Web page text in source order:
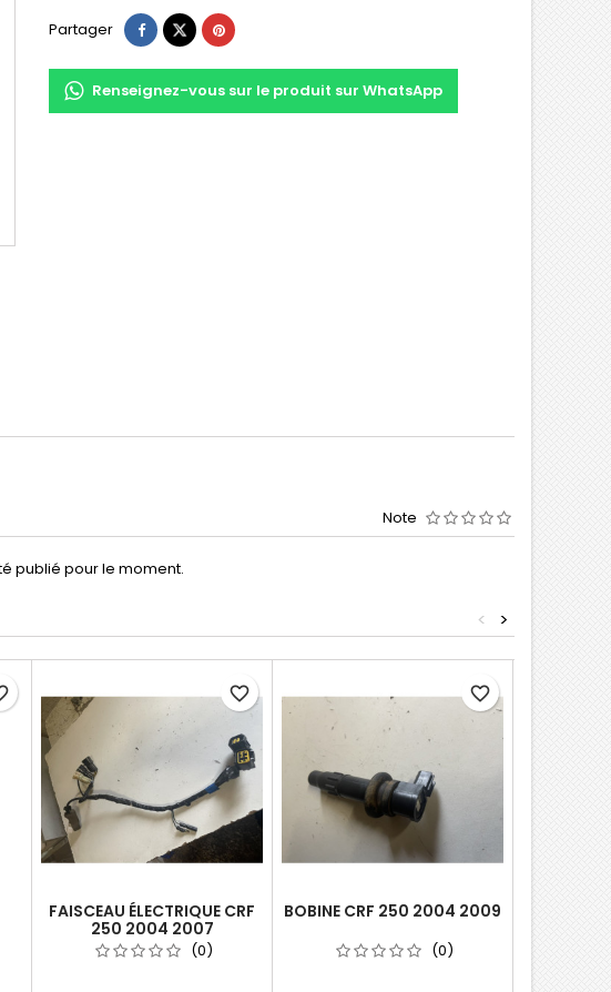
Partager
Renseignez-vous sur le produit sur WhatsApp
Note
publié pour le moment.
>
<
FAISCEAU ÉLECTRIQUE CRF
250 2004 2007
(0)
favorite_border
BOBINE CRF 250 2004 2009
(0)
favorite_border